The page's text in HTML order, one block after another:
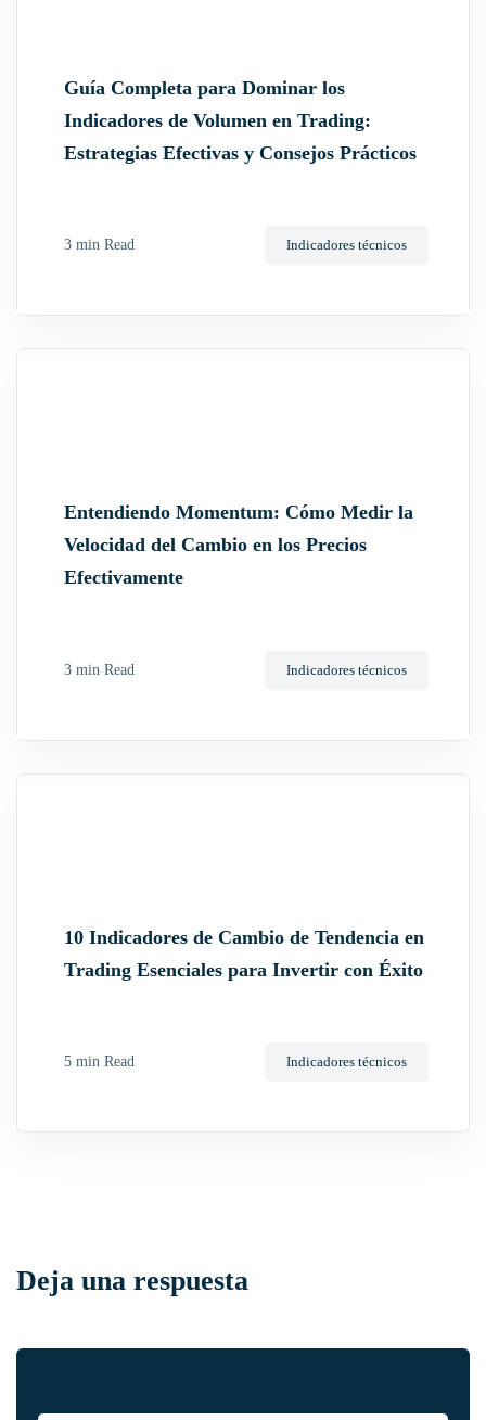
Guía Completa para Dominar los
Indicadores de Volumen en Trading:
Estrategias Efectivas y Consejos Prácticos
3 min Read Indicadores técnicos
Entendiendo Momentum: Cómo Medir la
Velocidad del Cambio en los Precios
Efectivamente
3 min Read Indicadores técnicos
10 Indicadores de Cambio de Tendencia en
Trading Esenciales para Invertir con Éxito
5 min Read Indicadores técnicos
Deja una respuesta